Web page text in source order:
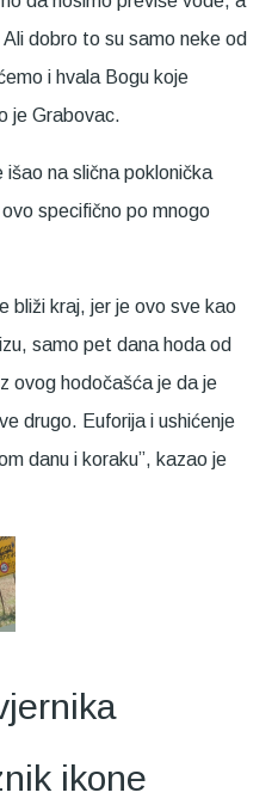
dobro to su samo neke od
i hvala Bogu koje
je Grabovac.
išao na slična poklonička
specifično po mnogo
bliži kraj, jer je ovo sve kao
samo pet dana hoda od
ovog hodočašća je da je
drugo. Euforija i ushićenje
danu i koraku”, kazao je
ikone